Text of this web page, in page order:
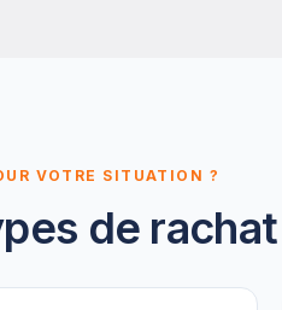
VOTRE SITUATION ?
de